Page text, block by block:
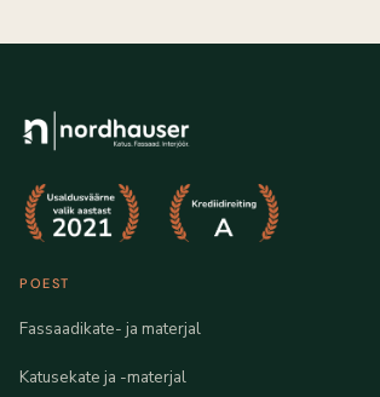
POEST
Fassaadikate- ja materjal
Katusekate ja -materjal